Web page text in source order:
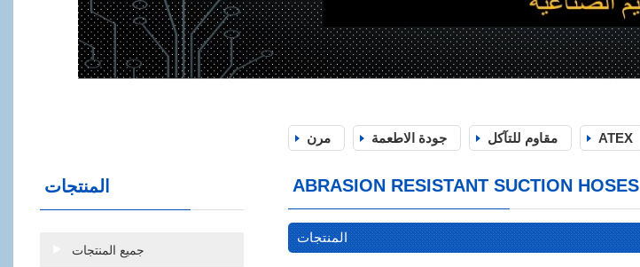
المنتجات
جميع المنتجات
مرن جودة الاطعمة مقاﻭم للتآكل ATEX
ABRASION RESISTANT SUCTION HOSES
المنتجات